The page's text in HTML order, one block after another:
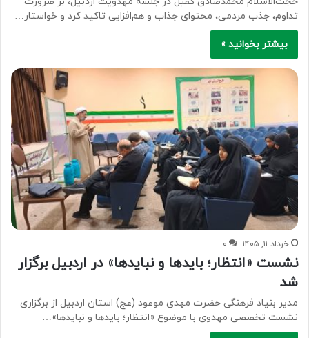
تداوم، جذب مردمی، محتوای جذاب و هم‌افزایی تاکید کرد و خواستار…
بیشتر بخوانید »
خرداد ۱۱, ۱۴۰۵ ۰
نشست «انتظار؛ بایدها و نبایدها» در اردبیل برگزار
شد
مدیر بنیاد فرهنگی حضرت مهدی موعود (عج) استان اردبیل از برگزاری
نشست تخصصی مهدوی با موضوع «انتظار؛ بایدها و نبایدها»…